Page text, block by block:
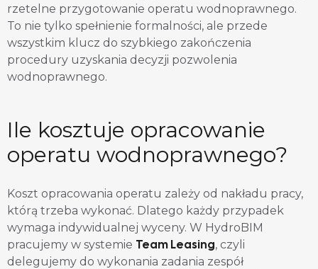
rzetelne przygotowanie operatu wodnoprawnego.
To nie tylko spełnienie formalności, ale przede
wszystkim klucz do szybkiego zakończenia
procedury uzyskania decyzji pozwolenia
wodnoprawnego.
Ile kosztuje opracowanie
operatu wodnoprawnego?
Koszt opracowania operatu zależy od nakładu pracy,
którą trzeba wykonać. Dlatego każdy przypadek
wymaga indywidualnej wyceny. W HydroBIM
pracujemy w systemie Team Leasing, czyli
delegujemy do wykonania zadania zespół